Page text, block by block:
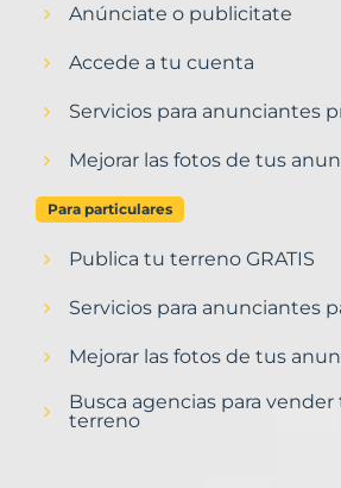
Anúnciate o publicitate
Accede a tu cuenta
Servicios para anunciantes
Mejorar las fotos de tus
Para particulares
Publica tu terreno GRATIS
Servicios para anunciantes
Mejorar las fotos de tus
Busca agencias para vender
terreno